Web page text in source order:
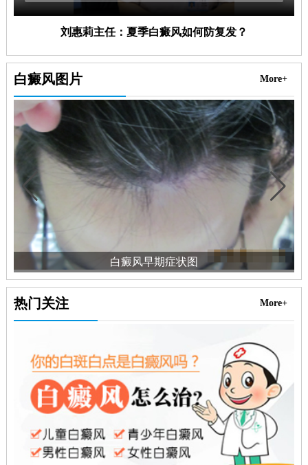
刘惠莉主任：夏季白癜风如何防复发？
白癜风图片 More+
白癜风早期症状图
热门关注 More+